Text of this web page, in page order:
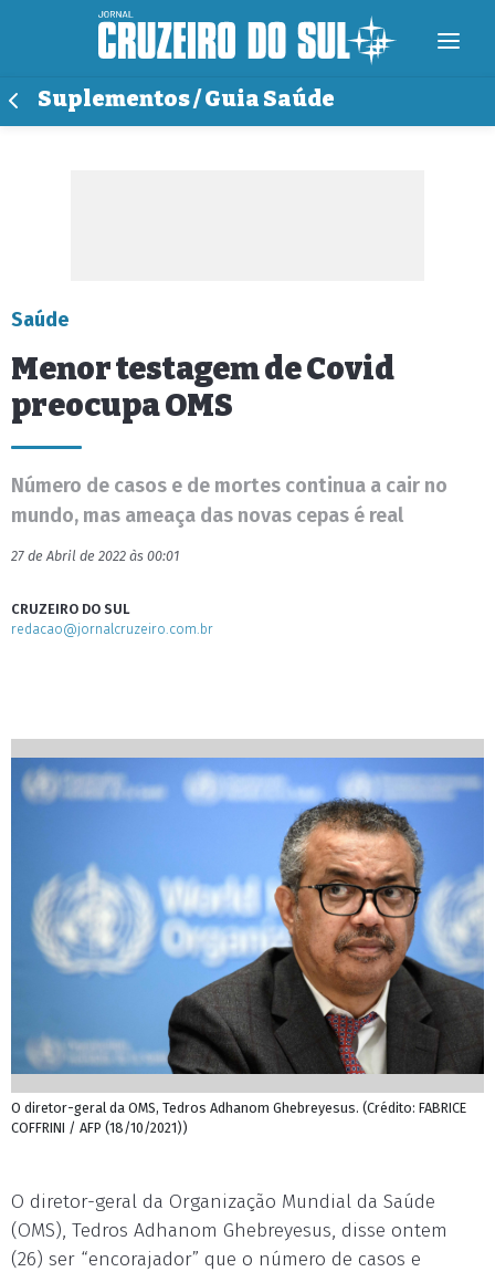
Suplementos / Guia Saúde
Saúde
Menor testagem de Covid
preocupa OMS
Número de casos e de mortes continua a cair no
mundo, mas ameaça das novas cepas é real
27 de Abril de 2022 às 00:01
CRUZEIRO DO SUL
redacao@jornalcruzeiro.com.br
O diretor-geral da OMS, Tedros Adhanom Ghebreyesus. (Crédito: FABRICE
COFFRINI / AFP (18/10/2021))
O diretor-geral da Organização Mundial da Saúde
(OMS), Tedros Adhanom Ghebreyesus, disse ontem
(26) ser “encorajador” que o número de casos e